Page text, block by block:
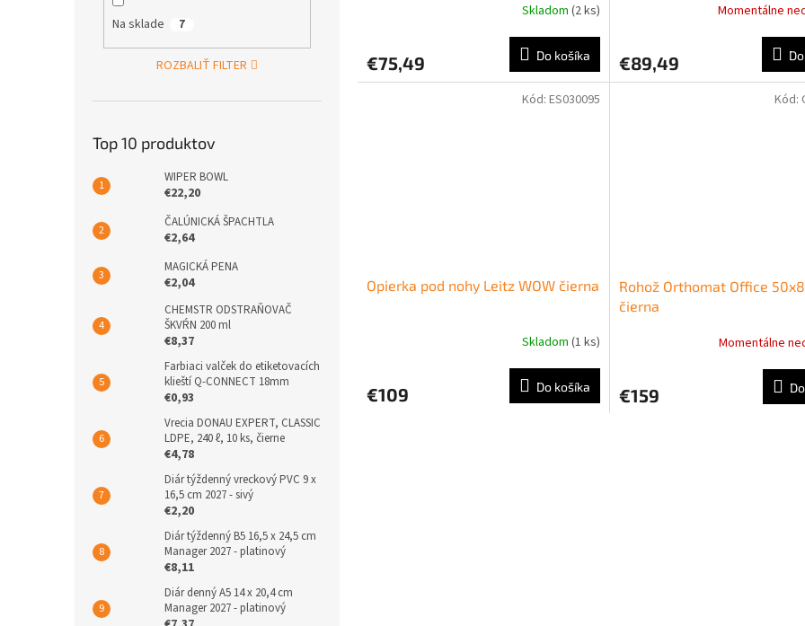
Na sklade 7
ROZBALIŤ FILTER
Top 10 produktov
WIPER BOWL
€22,20
ČALÚNICKÁ ŠPACHTLA
€2,64
MAGICKÁ PENA
€2,04
CHEMSTR ODSTRAŇOVAČ
ŠKVŔN 200 ml
€8,37
Farbiaci valček do etiketovacích
klieští Q-CONNECT 18mm
€0,93
Vrecia DONAU EXPERT, CLASSIC
LDPE, 240 ℓ, 10 ks, čierne
€4,78
Diár týždenný vreckový PVC 9 x
16,5 cm 2027 - sivý
€2,20
Diár týždenný B5 16,5 x 24,5 cm
Manager 2027 - platinový
€8,11
Diár denný A5 14 x 20,4 cm
Manager 2027 - platinový
Skladom (2 ks)
€75,49 Do košíka
Momentálne
€89,49
Opierka pod nohy Leitz WOW čierna
Skladom (1 ks)
€109 Do košíka
Kód: ES030095
Rohož Orthomat Office
čierna
Momentálne
€159
Kód: